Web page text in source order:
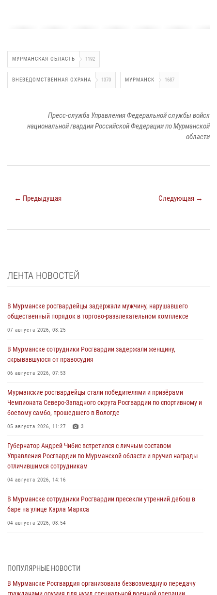
МУРМАНСКАЯ ОБЛАСТЬ 1192
ВНЕВЕДОМСТВЕННАЯ ОХРАНА 1370 МУРМАНСК 1687
Пресс-служба Управления Федеральной службы войск
национальной гвардии Российской Федерации по Мурманской
области
← Предыдущая Следующая →
ЛЕНТА НОВОСТЕЙ
В Мурманске росгвардейцы задержали мужчину, нарушавшего
общественный порядок в торгово-развлекательном комплексе
07 августа 2026, 08:25
В Мурманске сотрудники Росгвардии задержали женщину,
скрывавшуюся от правосудия
06 августа 2026, 07:53
Мурманские росгвардейцы стали победителями и призёрами
Чемпионата Северо-Западного округа Росгвардии по спортивному и
боевому самбо, прошедшего в Вологде
05 августа 2026, 11:27 3
Губернатор Андрей Чибис встретился с личным составом
Управления Росгвардии по Мурманской области и вручил награды
отличившимся сотрудникам
04 августа 2026, 14:16
В Мурманске сотрудники Росгвардии пресекли утренний дебош в
баре на улице Карла Маркса
04 августа 2026, 08:54
03 августа 2026, 12:23 4
Сотрудники вневедомственной охраны Росгвардии пресекли
ПОПУЛЯРНЫЕ НОВОСТИ
В Мурманске Росгвардия организовала безвозмездную передачу
гражданами оружия для нужд специальной военной операции